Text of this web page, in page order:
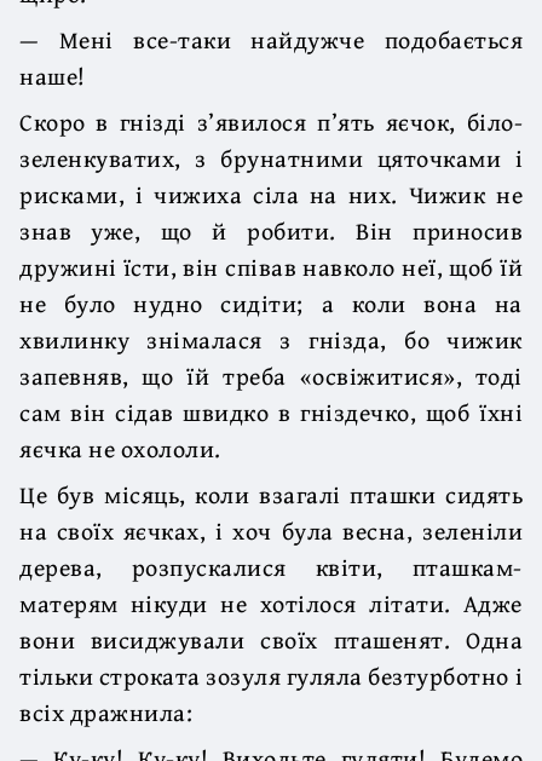
— Мені все-таки найдужче подобається
наше!
Скоро в гнізді з’явилося п’ять яєчок, біло-
зеленкуватих, з брунатними цяточками і
рисками, і чижиха сіла на них. Чижик не
знав уже, що й робити. Він приносив
дружині їсти, він співав навколо неї, щоб їй
не було нудно сидіти; а коли вона на
хвилинку знімалася з гнізда, бо чижик
запевняв, що їй треба «освіжитися», тоді
сам він сідав швидко в гніздечко, щоб їхні
яєчка не охололи.
Це був місяць, коли взагалі пташки сидять
на своїх яєчках, і хоч була весна, зеленіли
дерева, розпускалися квіти, пташкам-
матерям нікуди не хотілося літати. Адже
вони висиджували своїх пташенят. Одна
тільки строката зозуля гуляла безтурботно і
всіх дражнила: